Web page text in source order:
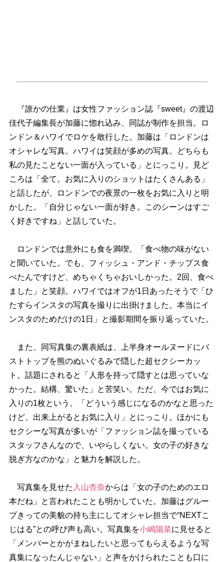
『誰かの仕業』は女性ファッション誌『sweet』の渡辺
佳代子編集長が加藤に惚れ込み、同誌が制作を担当。ロ
ンドン＆ハワイでロケを敢行した。加藤は「ロンドンは
オシャレな写真。ハワイは笑顔が多めの写真。どちらも
私の見たことない一面が入っている」とにっこり。見ど
ころは「全て。お気に入りのショットはたくさんある」
と話したが、ロンドンでの夜景の一枚をお気に入りと明
かした。「自分じゃない一面が好き。このシーンはすご
く好きですね」と話していた。
ロンドンでは意外にも食を満喫。「食べ物の味がない
と聞いていた。でも、フィッシュ・アンド・チップス食
べたんですけど、めちゃくちゃおいしかった。2回、食べ
ました」と笑顔。ハワイではオフが1日あったそうで「ひ
たすらインスタの写真を撮りに出掛けました。本当にイ
ンスタのためだけの1日」と撮影期間を振り返っていた。
また、同写真集の裏表紙は、上半身オールヌードにバ
ストトップを熊のぬいぐるみで隠した超セクシーカッ
ト。話題にされると「人形を持って隠すとは思っていな
かった。結構、驚いた」と苦笑い。ただ、今ではお気に
入りの1枚という。「どういう感じになるのかなと思った
けど、出来上がるとお気に入り」とにっこり。ほかにも
セクシーな写真が多いが「ファッション誌を撮っている
スタッフさんなので、いやらしくない。女の子の好きな
脱ぎ方なのかな」と魅力を解説した。
写真集を見せた 入山杏奈からは「女の子のためのエロ
本だね」と言われたことも明かしていた。加藤はグルー
プきっての美貌の持ち主にしてオシャレ担当で“NEXTこ
じはる”との呼び声も高い。写真集を小嶋陽菜に見せると
「メンバーとかがまねしたいと思ってもらえるような写
真集になったんじゃない」と声をかけられたことも口に